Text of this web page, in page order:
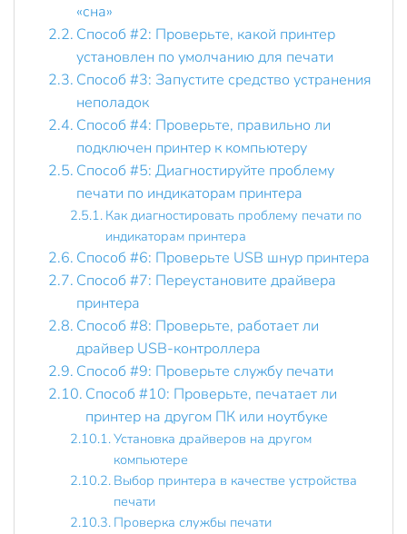
«сна»
Способ #2: Проверьте, какой принтер
установлен по умолчанию для печати
Способ #3: Запустите средство устранения
неполадок
Способ #4: Проверьте, правильно ли
подключен принтер к компьютеру
Способ #5: Диагностируйте проблему
печати по индикаторам принтера
Как диагностировать проблему печати по
индикаторам принтера
Способ #6: Проверьте USB шнур принтера
Способ #7: Переустановите драйвера
принтера
Способ #8: Проверьте, работает ли
драйвер USB-контроллера
Способ #9: Проверьте службу печати
Способ #10: Проверьте, печатает ли
принтер на другом ПК или ноутбуке
Установка драйверов на другом
компьютере
Выбор принтера в качестве устройства
печати
Проверка службы печати